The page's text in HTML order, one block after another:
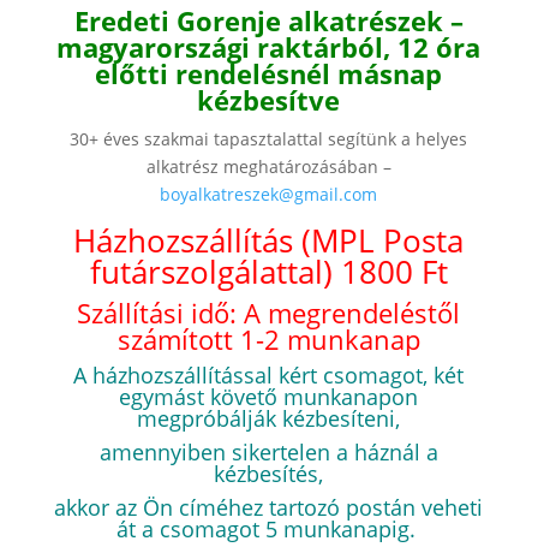
Eredeti Gorenje alkatrészek –
magyarországi raktárból, 12 óra
előtti rendelésnél másnap
kézbesítve
30+ éves szakmai tapasztalattal segítünk a helyes
alkatrész meghatározásában –
boyalkatreszek@gmail.com
Házhozszállítás (MPL Posta
futárszolgálattal) 1800 Ft
Szállítási idő: A megrendeléstől
számított 1-2 munkanap
A házhozszállítással kért csomagot, két
egymást követő munkanapon
megpróbálják kézbesíteni,
amennyiben sikertelen a háznál a
kézbesítés,
akkor az Ön címéhez tartozó postán veheti
át a csomagot 5 munkanapig.